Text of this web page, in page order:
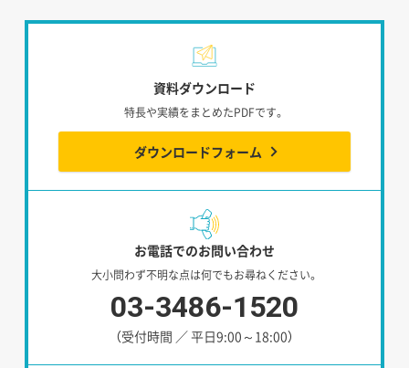
資料ダウンロード
特長や実績をまとめたPDFです。
ダウンロードフォーム
お電話でのお問い合わせ
大小問わず不明な点は何でもお尋ねください。
03-3486-1520
（受付時間 ／ 平日9:00～18:00）